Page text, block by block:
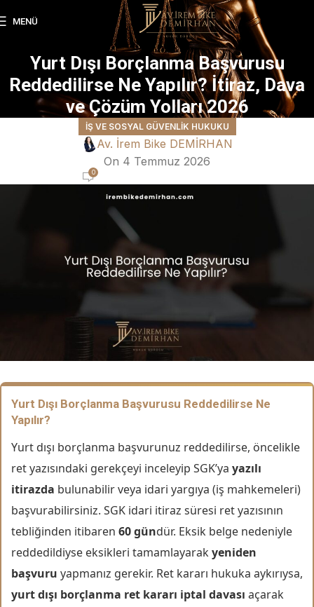
MENÜ
Yurt Dışı Borçlanma Başvurusu
Reddedilirse Ne Yapılır? İtiraz, Dava
ve Çözüm Yolları 2026
İŞ VE SOSYAL GÜVENLIK HUKUKU
Av. İrem Bike DEMİRHAN
On 4 Temmuz 2026
0
Yurt Dışı Borçlanma Başvurusu Reddedilirse Ne
Yapılır?
Yurt dışı borçlanma başvurunuz reddedilirse, öncelikle
ret yazısındaki gerekçeyi inceleyip SGK’ya yazılı
itirazda bulunabilir veya idari yargıya (iş mahkemeleri)
başvurabilirsiniz. SGK idari itiraz süresi ret yazısının
tebliğinden itibaren 60 gündür. Eksik belge nedeniyle
reddedildiyse eksikleri tamamlayarakyeniden
başvuru yapmanız gerekir. Ret kararı hukuka aykırıysa,
yurt dışı borçlanma ret kararı iptal davası açarak